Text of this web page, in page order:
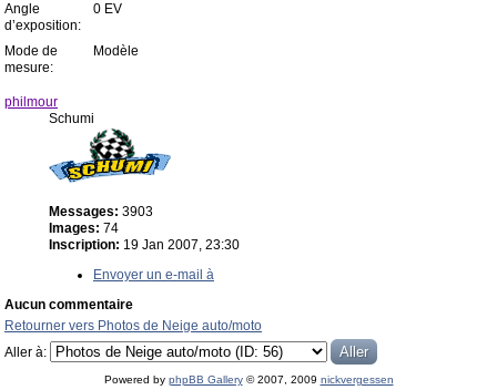
Angle
d’exposition:
0 EV
Mode de
mesure:
Modèle
philmour
Schumi
Messages: 3903
Images: 74
Inscription: 19 Jan 2007, 23:30
Envoyer un e-mail à
Aucun commentaire
Retourner vers Photos de Neige auto/moto
Aller à:
Powered by phpBB Gallery© 2007, 2009 nickvergessen